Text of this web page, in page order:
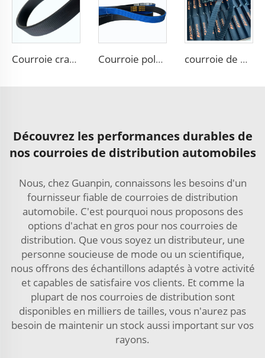
Courroie crantée en caoutchouc à prix d'usine 6PK Courroies de ventilateur Courroie poly-V moteur 6PK1973 pour pièces détachées Ford Jeep Lancia Mazda courroie de distribution 99YU19 pour MITSUBISHI, avec câble de tension en polyester importé
Découvrez les performances durables de
nos courroies de distribution automobiles
Nous, chez Guanpin, connaissons les besoins d'un
fournisseur fiable de courroies de distribution
automobile. C'est pourquoi nous proposons des
options d'achat en gros pour nos courroies de
distribution. Que vous soyez un distributeur, une
personne soucieuse de mode ou un scientifique,
nous offrons des échantillons adaptés à votre activité
et capables de satisfaire vos clients. Et comme la
plupart de nos courroies de distribution sont
disponibles en milliers de tailles, vous n'aurez pas
besoin de maintenir un stock aussi important sur vos
rayons.